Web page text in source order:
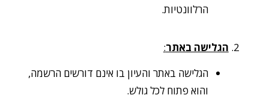
הרלוונטיות.
הגלישה באתר:
הגלישה באתר והעיון בו אינם דורשים הרשמה,
והוא פתוח לכל גולש.